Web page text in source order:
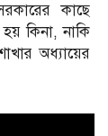
কাছে
কিনা, নাকি
অধ্যায়ের